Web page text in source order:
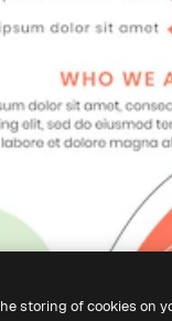
storing of cookies on